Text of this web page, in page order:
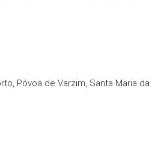
Póvoa de Varzim, Santa Maria da